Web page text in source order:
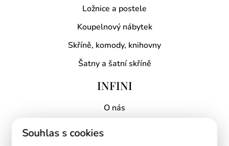
Ložnice a postele
Koupelnový nábytek
Skříně, komody, knihovny
Šatny a šatní skříně
INFINI
O nás
Souhlas s cookies